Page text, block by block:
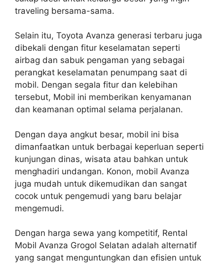
traveling bersama-sama.
Selain itu, Toyota Avanza generasi terbaru juga
dibekali dengan fitur keselamatan seperti
airbag dan sabuk pengaman yang sebagai
perangkat keselamatan penumpang saat di
mobil. Dengan segala fitur dan kelebihan
tersebut, Mobil ini memberikan kenyamanan
dan keamanan optimal selama perjalanan.
Dengan daya angkut besar, mobil ini bisa
dimanfaatkan untuk berbagai keperluan seperti
kunjungan dinas, wisata atau bahkan untuk
menghadiri undangan. Konon, mobil Avanza
juga mudah untuk dikemudikan dan sangat
cocok untuk pengemudi yang baru belajar
mengemudi.
Dengan harga sewa yang kompetitif, Rental
Mobil Avanza Grogol Selatan adalah alternatif
yang sangat menguntungkan dan efisien untuk